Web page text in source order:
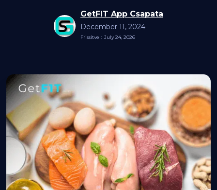
GetFIT App Csapata
December 11, 2024
Frissítve : July 24, 2026